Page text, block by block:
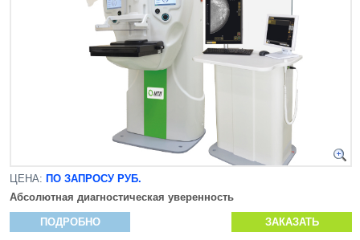
ЦЕНА: ПО ЗАПРОСУ РУБ.
Абсолютная диагностическая уверенность
ПОДРОБНО ЗАКАЗАТЬ